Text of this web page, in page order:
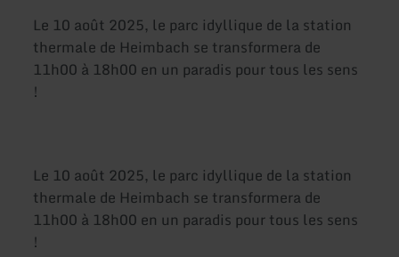
Le 10 août 2025, le parc idyllique de la station
thermale de Heimbach se transformera de
11h00 à 18h00 en un paradis pour tous les sens
!
Le 10 août 2025, le parc idyllique de la station
thermale de Heimbach se transformera de
11h00 à 18h00 en un paradis pour tous les sens
!